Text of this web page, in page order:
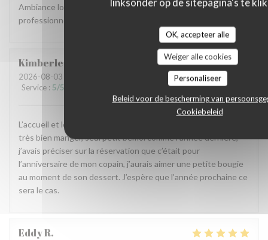
OK, accepteer alle
Weiger alle cookies
Personaliseer
Beleid voor de bescherming van
Cookiebeleid
Ambiance locale et raffinée, accueil agréable et service
professionnel, carte originale et mets goûteux. Parfait.
Kimberley
2026-08-03
Service : 5/5 /5 Kwaliteit / Prijs:
L’accueil et le service chaleureux et impeccable, nous avons
très bien manger, seul petit bémol comme l’année dernière,
j’avais préciser sur la réservation que c’était pour
l’anniversaire de mon copain, j’aurais aimer une petite bougie
au moment de son dessert. J’espère que l’année prochaine ce
sera le cas.
EddyR